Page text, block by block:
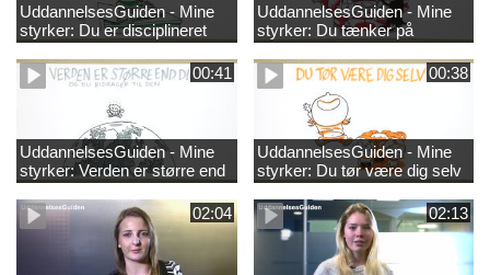
UddannelsesGuiden - Mine
styrker: Du er disciplineret
UddannelsesGuiden - Mine
styrker: Du tænker på
fællesskabet
00:41
UddannelsesGuiden - Mine
styrker: Verden er større end
dig og du bidrager til den
00:38
UddannelsesGuiden - Mine
styrker: Du tør være dig selv
02:04 02:13